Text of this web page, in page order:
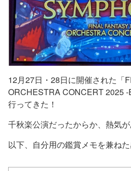
12月27日・28日に開催された「
ORCHESTRA CONCERT 2025
行ってきた！
千秋楽公演だったからか、熱気が
以下、自分用の鑑賞メモを兼ねた